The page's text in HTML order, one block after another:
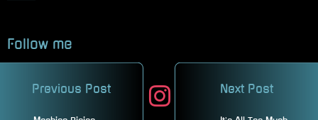
Follow me
facebook twitter instagram mastodon pinterest
Previous Post Next Post